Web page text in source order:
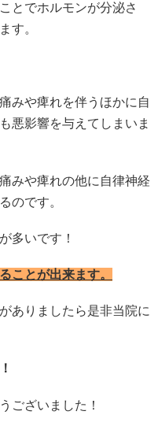
とでホルモンが分泌さ
す。
みや痺れを伴うほかに自
悪影響を与えてしまいま
みや痺れの他に自律神経
のです。
多いです！
ことが出来ます。
ありましたら是非当院に
ございました！